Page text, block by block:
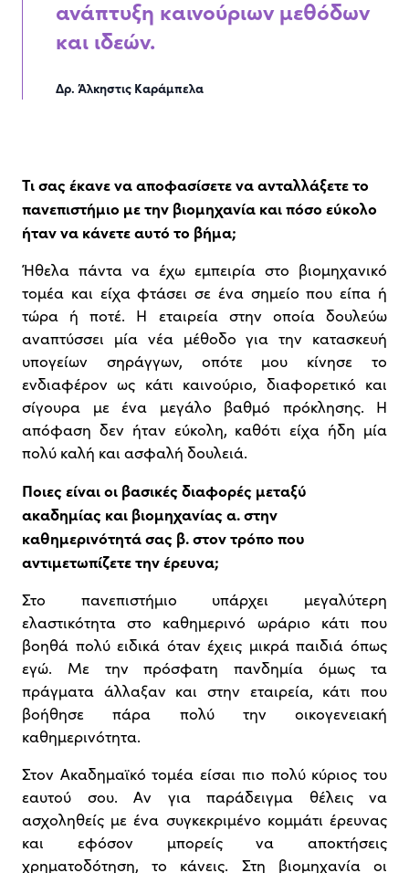
ανάπτυξη καινούριων μεθόδων
και ιδεών.
Δρ. Άλκηστις Καράμπελα
Τι σας έκανε να αποφασίσετε να ανταλλάξετε το
πανεπιστήμιο με την βιομηχανία και πόσο εύκολο
ήταν να κάνετε αυτό το βήμα;
Ήθελα πάντα να έχω εμπειρία στο βιομηχανικό
τομέα και είχα φτάσει σε ένα σημείο που είπα ή
τώρα ή ποτέ. Η εταιρεία στην οποία δουλεύω
αναπτύσσει μία νέα μέθοδο για την κατασκευή
υπογείων σηράγγων, οπότε μου κίνησε το
ενδιαφέρον ως κάτι καινούριο, διαφορετικό και
σίγουρα με ένα μεγάλο βαθμό πρόκλησης. Η
απόφαση δεν ήταν εύκολη, καθότι είχα ήδη μία
πολύ καλή και ασφαλή δουλειά.
Ποιες είναι οι βασικές διαφορές μεταξύ
ακαδημίας και βιομηχανίας α. στην
καθημερινότητά σας β. στον τρόπο που
αντιμετωπίζετε την έρευνα;
Στο πανεπιστήμιο υπάρχει μεγαλύτερη
ελαστικότητα στο καθημερινό ωράριο κάτι που
βοηθά πολύ ειδικά όταν έχεις μικρά παιδιά όπως
εγώ. Με την πρόσφατη πανδημία όμως τα
πράγματα άλλαξαν και στην εταιρεία, κάτι που
βοήθησε πάρα πολύ την οικογενειακή
καθημερινότητα.
Στον Ακαδημαϊκό τομέα είσαι πιο πολύ κύριος του
εαυτού σου. Αν για παράδειγμα θέλεις να
ασχοληθείς με ένα συγκεκριμένο κομμάτι έρευνας
και εφόσον μπορείς να αποκτήσεις
χρηματοδότηση, το κάνεις. Στη βιομηχανία οι